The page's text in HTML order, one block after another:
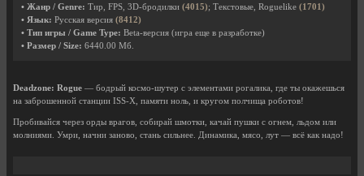
• Жанр / Genre: Тир, FPS, 3D-бродилки (4015); Текстовые, Roguelike (1701)
• Язык: Русская версия (8412)
• Тип игры / Game Type: Beta-версия (игра еще в разработке)
• Размер / Size: 6440.00 Мб.
Deadzone: Rogue — бодрый космо-шутер с элементами рогалика, где ты окажешься
на заброшенной станции ISS-X, памяти ноль, и кругом полчища роботов!
Пробивайся через орды врагов, собирай шмотки, качай пушки с огнем, льдом или
молниями. Умри, начни заново, стань сильнее. Динамика, мясо, лут — всё как надо!